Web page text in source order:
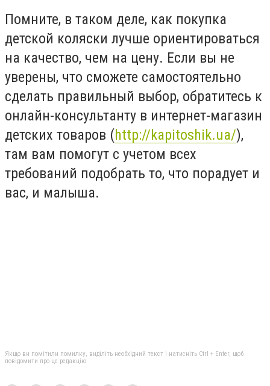
Помните, в таком деле, как покупка
детской коляски лучше ориентироваться
на качество, чем на цену. Если вы не
уверены, что сможете самостоятельно
сделать правильный выбор, обратитесь к
онлайн-консультанту в интернет-магазин
детских товаров (http://kapitoshik.ua/),
там вам помогут с учетом всех
требований подобрать то, что порадует и
вас, и малыша.
Якщо ви помітили помилку, виділіть необхідний текст і натисніть Ctrl + Enter, щоб
повідомити про це редакцію